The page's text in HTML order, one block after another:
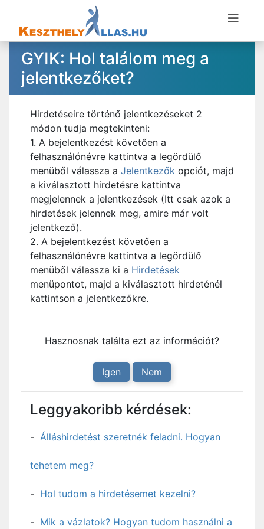
GYIK: Hol találom meg a
jelentkezőket?
Hirdetéseire történő jelentkezéseket 2
módon tudja megtekinteni:
1. A bejelentkezést követően a
felhasználónévre kattintva a legördülő
menüből válassza a Jelentkezők opciót, majd
a kiválasztott hirdetésre kattintva
megjelennek a jelentkezések (Itt csak azok a
hirdetések jelennek meg, amire már volt
jelentkező).
2. A bejelentkezést követően a
felhasználónévre kattintva a legördülő
menüből válassza ki a Hirdetések
menüpontot, majd a kiválasztott hirdeténél
kattintson a jelentkezőkre.
Hasznosnak találta ezt az információt?
Igen Nem
Leggyakoribb kérdések:
Álláshirdetést szeretnék feladni. Hogyan
tehetem meg?
Hol tudom a hirdetésemet kezelni?
Mik a vázlatok? Hogyan tudom használni a